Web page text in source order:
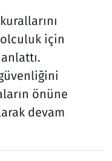
için
önüne
devam